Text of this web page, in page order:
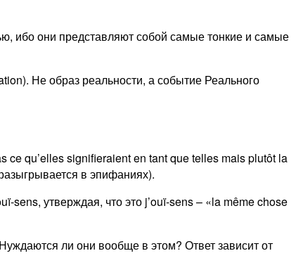
ибо они представляют собой самые тонкие и самые
Не образ реальности, а событие Реального
qu’elles signifieraient en tant que telles mais plutôt la
в эпифаниях).
sens, утверждая, что это j’ouï-sens – «la même chose
ли они вообще в этом? Ответ зависит от